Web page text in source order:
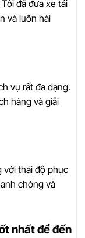
đã đưa xe tải
và luôn hài
vụ rất đa dạng.
hàng và giải
với thái độ phục
chóng và
nhất để đến